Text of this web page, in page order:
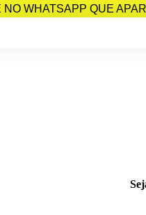
WHATSAPP QUE